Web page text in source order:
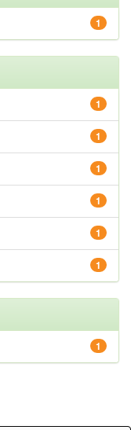
1
1
1
1
1
1
1
1